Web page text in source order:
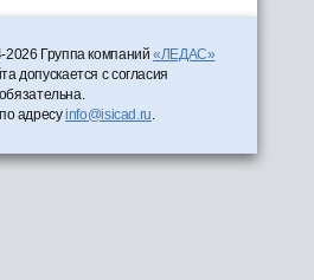
Группа компаний«ЛЕДАС»
допускается с согласия
адресуinfo@isicad.ru.